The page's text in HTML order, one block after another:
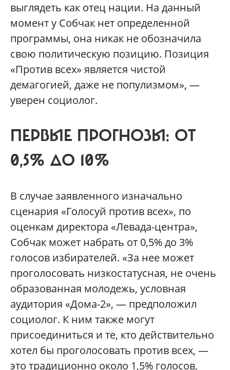
выглядеть как отец нации. На данный
момент у Собчак нет определенной
программы, она никак не обозначила
свою политическую позицию. Позиция
«Против всех» является чистой
демагогией, даже не популизмом», —
уверен социолог.
ПЕРВЫЕ ПРОГНОЗЫ: ОТ
0,5% ДО 10%
В случае заявленного изначально
сценария «Голосуй против всех», по
оценкам директора «Левада-центра»,
Собчак может набрать от 0,5% до 3%
голосов избирателей. «За нее может
проголосовать низкостатусная, не очень
образованная молодежь, условная
аудитория «Дома-2», — предположил
социолог. К ним также могут
присоединиться и те, кто действительно
хотел бы проголосовать против всех, —
это традиционно около 1,5% голосов,